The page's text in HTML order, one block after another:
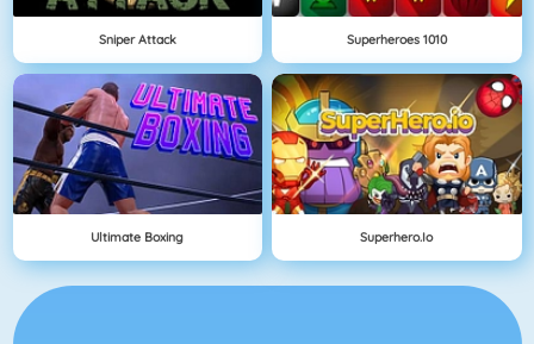
Sniper Attack Superheroes 1010
Ultimate Boxing Superhero.io